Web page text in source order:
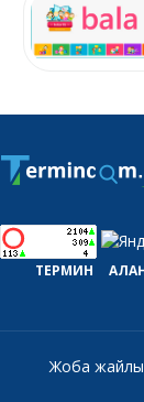
ТЕРМИН АЛАҢ
Жоба жайлы